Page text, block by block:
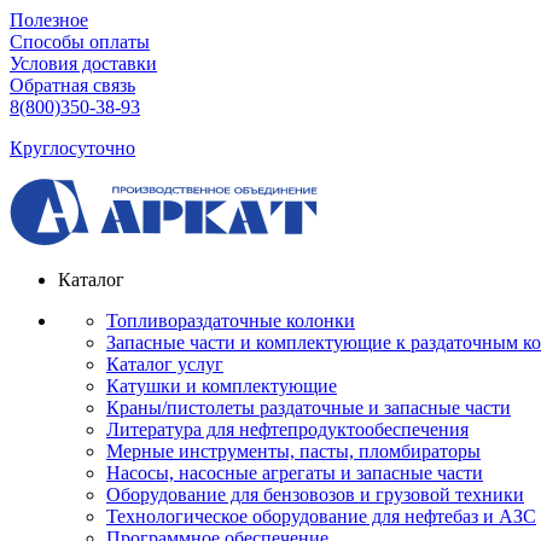
Полезное
Способы оплаты
Условия доставки
Обратная связь
8(800)350-38-93
Круглосуточно
Каталог
Топливораздаточные колонки
Запасные части и комплектующие к раздаточным
Каталог услуг
Катушки и комплектующие
Краны/пистолеты раздаточные и запасные части
Литература для нефтепродуктообеспечения
Мерные инструменты, пасты, пломбираторы
Насосы, насосные агрегаты и запасные части
Оборудование для бензовозов и грузовой техники
Технологическое оборудование для нефтебаз и АЗС